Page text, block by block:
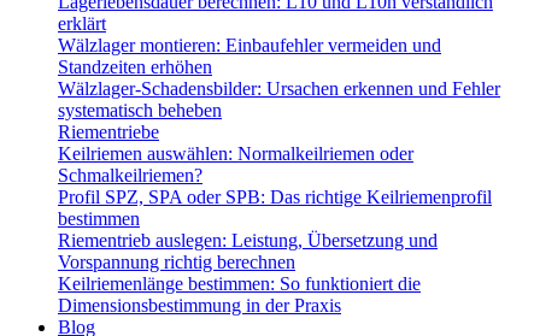
erklärt
Wälzlager montieren: Einbaufehler vermeiden und
Standzeiten erhöhen
Wälzlager-Schadensbilder: Ursachen erkennen und Fehler
systematisch beheben
Riementriebe
Keilriemen auswählen: Normalkeilriemen oder
Schmalkeilriemen?
Profil SPZ, SPA oder SPB: Das richtige Keilriemenprofil
bestimmen
Riementrieb auslegen: Leistung, Übersetzung und
Vorspannung richtig berechnen
Keilriemenlänge bestimmen: So funktioniert die
Dimensionsbestimmung in der Praxis
Blog